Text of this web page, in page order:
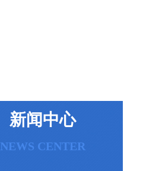
新闻中心
NEWS CENTER